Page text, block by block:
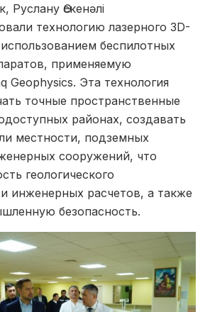
Руслану Өскенәлі
технологию лазерного 3D-
беспилотных
применяемую
Geophysics. Эта технология
точные пространственные
районах, создавать
местности, подземных
сооружений, что
геологического
инженерных расчетов, а также
безопасность.